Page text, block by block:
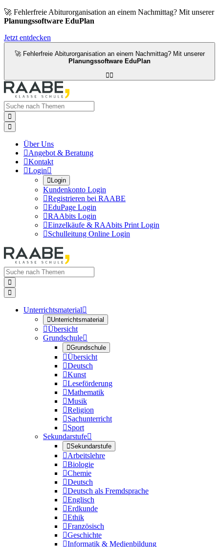
🚀 Fehlerfreie Abiturorganisation an einem Nachmittag? Mit unserer
Planungssoftware EduPlan
Jetzt entdecken
🚀 Fehlerfreie Abiturorganisation an einem Nachmittag? Mit unserer
Planungssoftware EduPlan



Über Uns
Angebot & Beratung
Kontakt
Login
Login
Kundenkonto Login
Registrieren bei RAABE
EduPage Login
RAAbits Login
Einzelkäufe & RAAbits Print Login
Schulleitung Online Login


Unterrichtsmaterial
Unterrichtsmaterial
Übersicht
Grundschule
Grundschule
Übersicht
Deutsch
Kunst
Leseförderung
Mathematik
Musik
Religion
Sachunterricht
Sport
Sekundarstufe
Sekundarstufe
Arbeitslehre
Biologie
Chemie
Deutsch
Deutsch als Fremdsprache
Englisch
Erdkunde
Ethik
Französisch
Geschichte
Informatik & Medienbildung